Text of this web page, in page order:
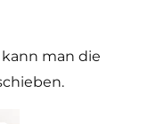
kann man die